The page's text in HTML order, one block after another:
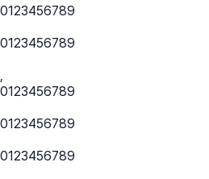
0123456789
0123456789
,
0123456789
0123456789
0123456789